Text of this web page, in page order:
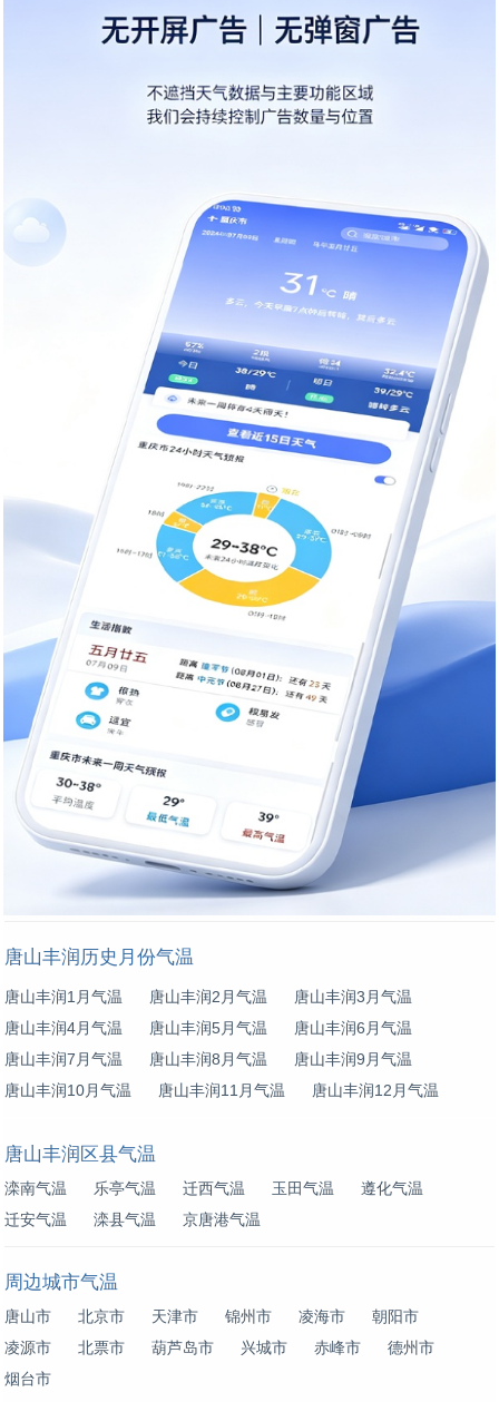
唐山丰润历史月份气温
唐山丰润1月气温 唐山丰润2月气温
唐山丰润3月气温
唐山丰润4月气温
唐山丰润5月气温
唐山丰润6月气温
唐山丰润7月气温
唐山丰润8月气温
唐山丰润9月气温
唐山丰润10月气温
唐山丰润11月气温 唐山丰润12月气温
唐山丰润区县气温
滦南气温 乐亭气温 迁西气温 玉田气温
遵化气温
迁安气温
滦县气温 京唐港气温
周边城市气温
唐山市 北京市 天津市 锦州市 凌海市
朝阳市
凌源市
北票市 葫芦岛市 兴城市 赤峰市
德州市
烟台市